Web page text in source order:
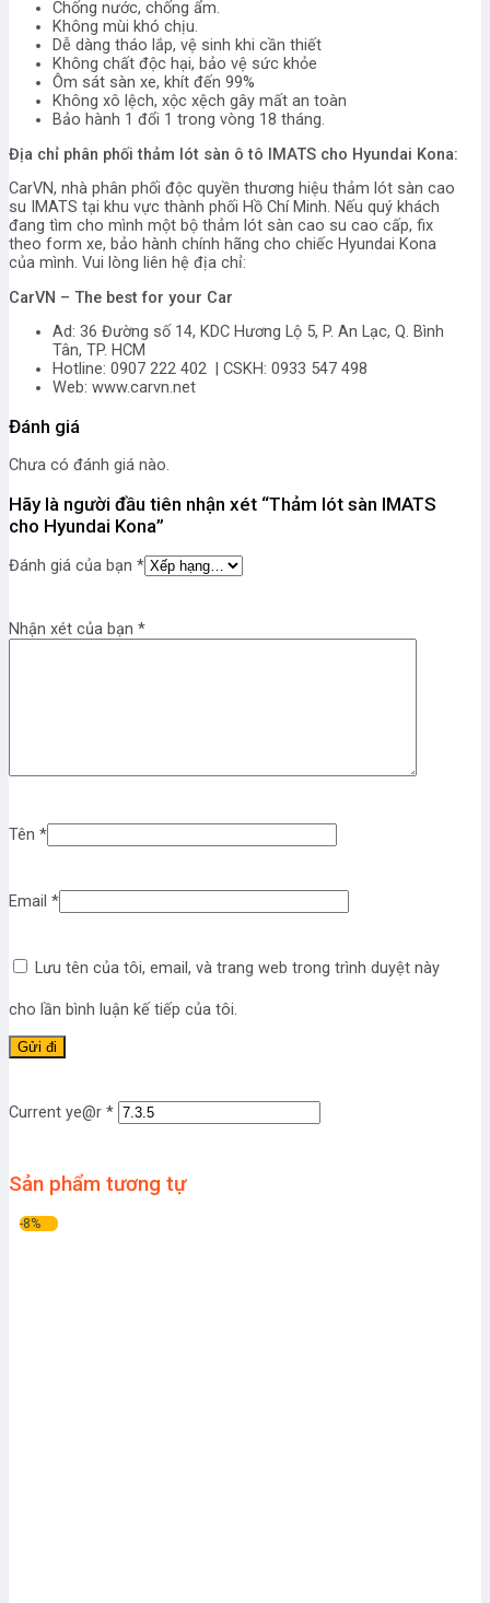
Chống nước, chống ẩm.
Không mùi khó chịu.
Dễ dàng tháo lắp, vệ sinh khi cần thiết
Không chất độc hại, bảo vệ sức khỏe
Ôm sát sàn xe, khít đến 99%
Không xô lệch, xộc xệch gây mất an toàn
Bảo hành 1 đổi 1 trong vòng 18 tháng.
Địa chỉ phân phối thảm lót sàn ô tô IMATS cho Hyundai Kona:
CarVN, nhà phân phối độc quyền thương hiệu thảm lót sàn cao
su IMATS tại khu vực thành phối Hồ Chí Minh. Nếu quý khách
đang tìm cho mình một bộ thảm lót sàn cao su cao cấp, fix
theo form xe, bảo hành chính hãng cho chiếc Hyundai Kona
của mình. Vui lòng liên hệ địa chỉ:
CarVN – The best for your Car
Ad: 36 Đường số 14, KDC Hương Lộ 5, P. An Lạc, Q. Bình
Tân, TP. HCM
Hotline: 0907 222 402 | CSKH: 0933 547 498
Web: www.carvn.net
Đánh giá
Chưa có đánh giá nào.
Hãy là người đầu tiên nhận xét “Thảm lót sàn IMATS
cho Hyundai Kona”
Đánh giá của bạn *
Nhận xét của bạn *
Tên *
Email *
Lưu tên của tôi, email, và trang web trong trình duyệt này
cho lần bình luận kế tiếp của tôi.
Current ye@r *
Sản phẩm tương tự
-8%